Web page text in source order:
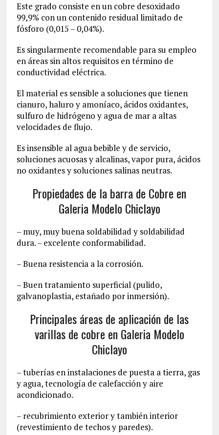
Este grado consiste en un cobre desoxidado
99,9% con un contenido residual limitado de
fósforo (0,015 – 0,04%).
Es singularmente recomendable para su empleo
en áreas sin altos requisitos en término de
conductividad eléctrica.
El material es sensible a soluciones que tienen
cianuro, haluro y amoníaco, ácidos oxidantes,
sulfuro de hidrógeno y agua de mar a altas
velocidades de flujo.
Es insensible al agua bebible y de servicio,
soluciones acuosas y alcalinas, vapor pura, ácidos
no oxidantes y soluciones salinas neutras.
Propiedades de la barra de Cobre en
Galeria Modelo Chiclayo
– muy, muy buena soldabilidad y soldabilidad
dura. – excelente conformabilidad.
– Buena resistencia a la corrosión.
– Buen tratamiento superficial (pulido,
galvanoplastia, estañado por inmersión).
Principales áreas de aplicación de las
varillas de cobre en Galeria Modelo
Chiclayo
– tuberías en instalaciones de puesta a tierra, gas
y agua, tecnología de calefacción y aire
acondicionado.
– recubrimiento exterior y también interior
(revestimiento de techos y paredes).